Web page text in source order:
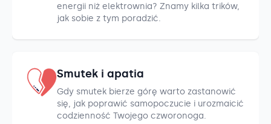
energii niż elektrownia? Znamy kilka trików,
jak sobie z tym poradzić.
Smutek i apatia
Gdy smutek bierze górę warto zastanowić
się, jak poprawić samopoczucie i urozmaicić
codzienność Twojego czworonoga.